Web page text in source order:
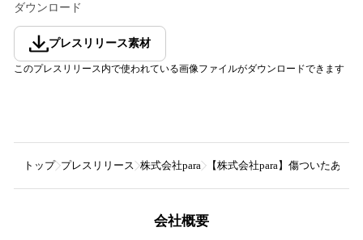
ダウンロード
プレスリリース素材
このプレスリリース内で使われている画像ファイルがダウンロードできます
トップ プレスリリース 株式会社para 【株式会社para】傷ついたあな
会社概要